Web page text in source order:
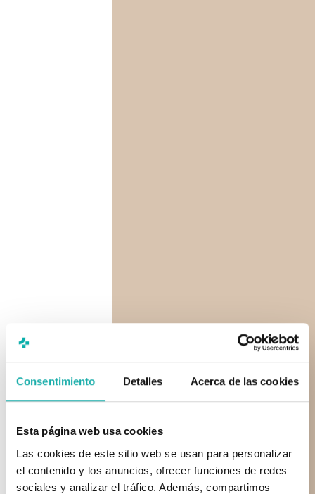
Consentimiento Detalles Acerca de las cookies
Esta página web usa cookies
Las cookies de este sitio web se usan para personalizar
el contenido y los anuncios, ofrecer funciones de redes
sociales y analizar el tráfico. Además, compartimos